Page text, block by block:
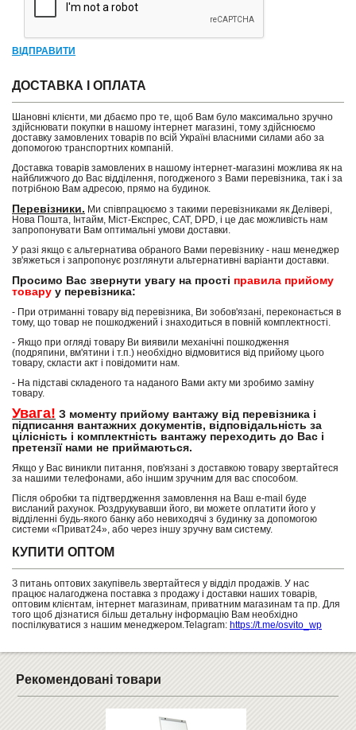
ВІДПРАВИТИ
ДОСТАВКА І ОПЛАТА
Шановні клієнти, ми дбаємо про те, щоб Вам було максимально зручно
здійснювати покупки в нашому інтернет магазині, тому здійснюємо
доставку замовлених товарів по всій Україні власними силами або за
допомогою транспортних компаній.
Доставка товарів замовлених в нашому інтернет-магазині можлива як на
найближчого до Вас відділення, погодженого з Вами перевізника, так і за
потрібною Вам адресою, прямо на будинок.
Перевізники. Ми співпрацюємо з такими перевізниками як Делівері,
Нова Пошта, Інтайм, Міст-Експрес, САТ, DPD, і це дає можливість нам
запропонувати Вам оптимальні умови доставки.
У разі якщо є альтернатива обраного Вами перевізнику - наш менеджер
зв'яжеться і запропонує розглянути альтернативні варіанти доставки.
Просимо Вас звернути увагу на прості правила прийому
товару у перевізника:
- При отриманні товару від перевізника, Ви зобов'язані, переконається в
тому, що товар не пошкоджений і знаходиться в повній комплектності.
- Якщо при огляді товару Ви виявили механічні пошкодження
(подряпини, вм'ятини і т.п.) необхідно відмовитися від прийому цього
товару, скласти акт і повідомити нам.
- На підставі складеного та наданого Вами акту ми зробимо заміну
товару.
Увага! З моменту прийому вантажу від перевізника і
підписання вантажних документів, відповідальність за
цілісність і комплектність вантажу переходить до Вас і
претензії нами не приймаються.
Якщо у Вас виникли питання, пов'язані з доставкою товару звертайтеся
за нашими телефонами, або іншим зручним для вас способом.
Після обробки та підтвердження замовлення на Ваш e-mail буде
висланий рахунок. Роздрукувавши його, ви можете оплатити його у
відділенні будь-якого банку або невиходячі з будинку за допомогою
системи «Приват24», або через іншу зручну вам систему.
КУПИТИ ОПТОМ
З питань оптових закупівель звертайтеся у відділ продажів. У нас
працює налагоджена поставка з продажу і доставки наших товарів,
оптовим клієнтам, інтернет магазинам, приватним магазинам та пр. Для
того щоб дізнатися більш детальну інформацію Вам необхідно
поспілкуватися з нашим менеджером.Telagram: https://t.me/osvito_wp
Рекомендовані товари